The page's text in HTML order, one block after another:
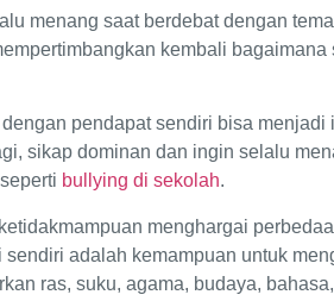
menang saat berdebat dengan
kembali bagaimana
pendapat sendiri bisa menjadi
sikap dominan dan ingin selalu
bullying di sekolah.
menghargai
adalah kemampuan untuk
ras, suku, agama, budaya,